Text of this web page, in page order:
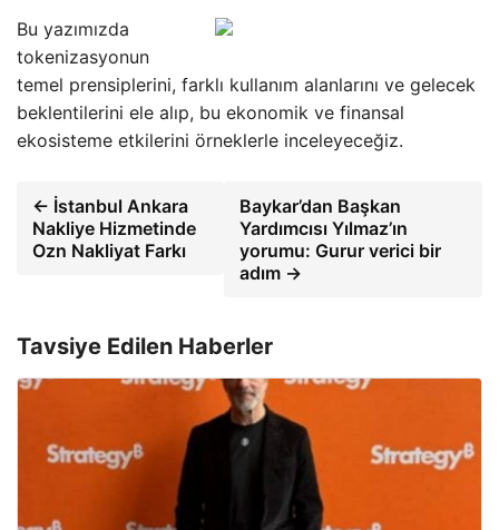
Bu yazımızda
tokenizasyonun
temel prensiplerini, farklı kullanım alanlarını ve gelecek
beklentilerini ele alıp, bu ekonomik ve finansal
ekosisteme etkilerini örneklerle inceleyeceğiz.
← İstanbul Ankara
Nakliye Hizmetinde
Ozn Nakliyat Farkı
Baykar’dan Başkan
Yardımcısı Yılmaz’ın
yorumu: Gurur verici bir
adım →
Tavsiye Edilen Haberler